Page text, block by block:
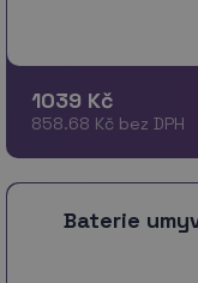
1039 Kč
858.68 Kč bez DPH
Baterie